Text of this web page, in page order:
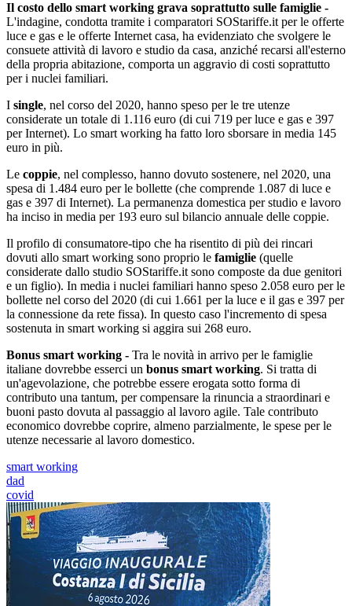
Il costo dello smart working grava soprattutto sulle famiglie -
L'indagine, condotta tramite i comparatori SOStariffe.it per le offerte
luce e gas e le offerte Internet casa, ha evidenziato che svolgere le
consuete attività di lavoro e studio da casa, anziché recarsi all'esterno
della propria abitazione, comporta un aggravio di costi soprattutto
per i nuclei familiari.
I single, nel corso del 2020, hanno speso per le tre utenze
considerate un totale di 1.116 euro (di cui 719 per luce e gas e 397
per Internet). Lo smart working ha fatto loro sborsare in media 145
euro in più.
Le coppie, nel complesso, hanno dovuto sostenere, nel 2020, una
spesa di 1.484 euro per le bollette (che comprende 1.087 di luce e
gas e 397 di Internet). La permanenza domestica per studio e lavoro
ha inciso in media per 193 euro sul bilancio annuale delle coppie.
Il profilo di consumatore-tipo che ha risentito di più dei rincari
dovuti allo smart working sono proprio le famiglie (quelle
considerate dallo studio SOStariffe.it sono composte da due genitori
e un figlio). In media i nuclei familiari hanno speso 2.058 euro per le
bollette nel corso del 2020 (di cui 1.661 per la luce e il gas e 397 per
la connessione da rete fissa). In questo caso l'incremento di spesa
sostenuta in smart working si aggira sui 268 euro.
Bonus smart working - Tra le novità in arrivo per le famiglie
italiane dovrebbe esserci un bonus smart working. Si tratta di
un'agevolazione, che potrebbe essere erogata sotto forma di
contributo una tantum, per compensare la rinuncia a straordinari e
buoni pasto dovuta al passaggio al lavoro agile. Tale contributo
economico dovrebbe coprire, almeno parzialmente, le spese per le
utenze necessarie al lavoro domestico.
smart working
dad
covid